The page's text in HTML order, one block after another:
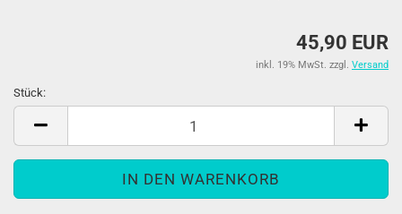
45,90 EUR
inkl. 19% MwSt. zzgl. Versand
Stück:
Stück